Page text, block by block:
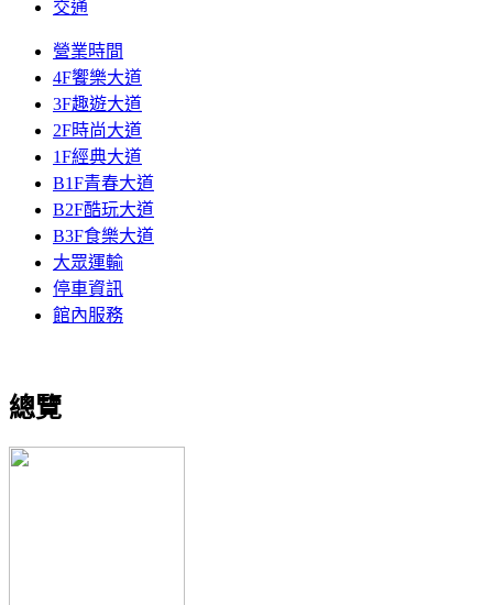
交通
營業時間
4F饗樂大道
3F趣遊大道
2F時尚大道
1F經典大道
B1F青春大道
B2F酷玩大道
B3F食樂大道
大眾運輸
停車資訊
館內服務
總覽